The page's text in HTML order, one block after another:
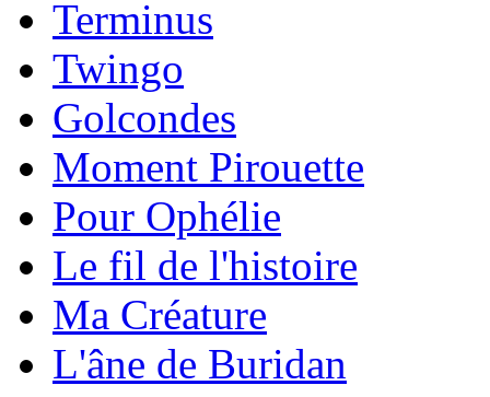
Terminus
Twingo
Golcondes
Moment Pirouette
Pour Ophélie
Le fil de l'histoire
Ma Créature
L'âne de Buridan